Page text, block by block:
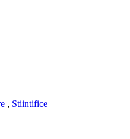
, Stiintifice